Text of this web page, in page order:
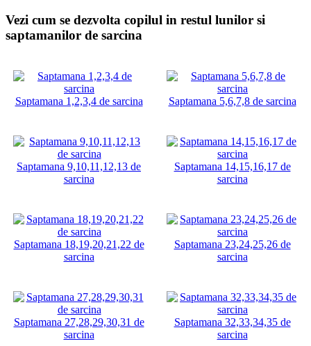
Vezi cum se dezvolta copilul in restul lunilor si
saptamanilor de sarcina
Saptamana 1,2,3,4 de sarcina Saptamana 5,6,7,8 de sarcina
Saptamana 9,10,11,12,13 de
sarcina
Saptamana 14,15,16,17 de
sarcina
Saptamana 18,19,20,21,22 de
sarcina
Saptamana 23,24,25,26 de
sarcina
Saptamana 27,28,29,30,31 de
sarcina
Saptamana 32,33,34,35 de
sarcina